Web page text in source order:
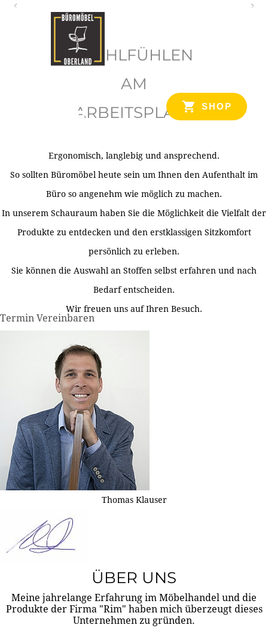
SHOP
WOHLFÜHLEN
AM
ARBEITSPLATZ
Ergonomisch, langlebig und ansprechend.
So sollten Büromöbel heute sein um Ihnen den Aufenthalt im
Büro so angenehm wie möglich zu machen.
In unserem Schauraum haben Sie die Möglichkeit die Vielfalt der
Produkte zu entdecken und den erstklassigen Sitzkomfort
persönlich zu erleben.
Sie können die Auswahl an Stoffen selbst erfahren und nach
Bedarf entscheiden.
Wir freuen uns auf Ihren Besuch.
Termin Vereinbaren
Thomas Klauser
ÜBER UNS
Meine jahrelange Erfahrung im Möbelhandel und die
Produkte der Firma "Rim" haben mich überzeugt dieses
Unternehmen zu gründen.